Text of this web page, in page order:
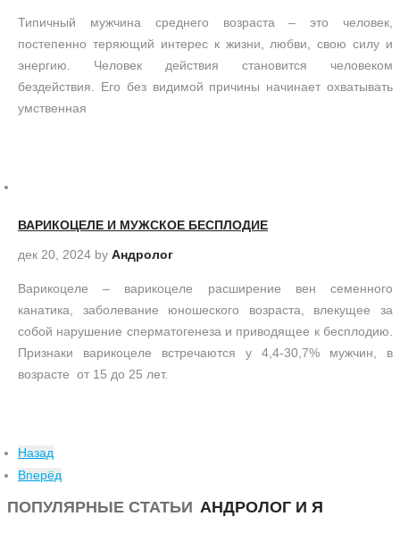
Типичный мужчина среднего возраста – это человек,
постепенно теряющий интерес к жизни, любви, свою силу и
энергию. Человек действия становится человеком
бездействия. Его без видимой причины начинает охватывать
умственная
ВАРИКОЦЕЛЕ И МУЖСКОЕ БЕСПЛОДИЕ
дек 20, 2024 by Андролог
Варикоцеле – варикоцеле расширение вен семенного
канатика, заболевание юношеского возраста, влекущее за
собой нарушение сперматогенеза и приводящее к бесплодию.
Признаки варикоцеле встречаются у 4,4-30,7% мужчин, в
возрасте от 15 до 25 лет.
Назад
Вперёд
ПОПУЛЯРНЫЕ СТАТЬИ АНДРОЛОГ И Я